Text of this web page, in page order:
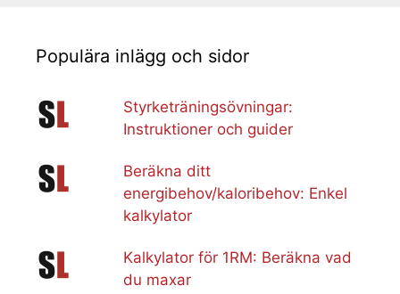
Populära inlägg och sidor
Styrketräningsövningar:
Instruktioner och guider
Beräkna ditt
energibehov/kaloribehov: Enkel
kalkylator
Kalkylator för 1RM: Beräkna vad
du maxar